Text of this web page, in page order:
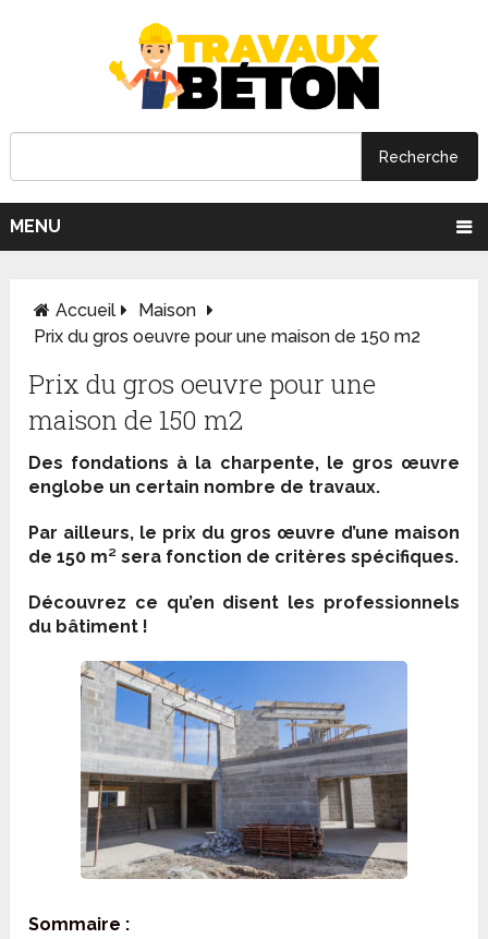
MENU
Accueil
Maison
Prix du gros oeuvre pour une maison de 150 m2
Prix du gros oeuvre pour une
maison de 150 m2
Des fondations à la charpente, le gros œuvre
englobe un certain nombre de travaux.
Par ailleurs, le prix du gros œuvre d’une maison
de 150 m² sera fonction de critères spécifiques.
Découvrez ce qu’en disent les professionnels
du bâtiment !
Sommaire :